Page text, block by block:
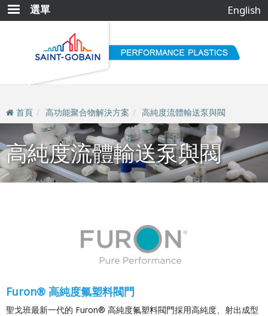
移
至
選單 English
首頁 高功能聚合物解決方案 高純度流體輸送泵與閥
高純度流體輸送泵與閥
Furon® 高純度氟塑料閥門
聖戈班最新一代的 Furon® 高純度氟塑料閥門採用高純度、射出成型